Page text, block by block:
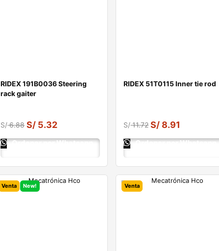
RIDEX 191B0036 Steering
rack gaiter
S/6.88 S/ 5.32
Ordenar por Whatsapp
RIDEX 51T0115 Inner tie rod
S/11.72 S/ 8.91
Ordenar por Whatsapp
Venta New! Venta